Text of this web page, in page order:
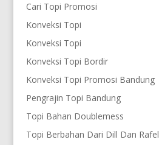
Cari Topi Promosi
Konveksi Topi
Konveksi Topi
Konveksi Topi Bordir
Konveksi Topi Promosi Bandung
Pengrajin Topi Bandung
Topi Bahan Doublemess
Topi Berbahan Dari Dill Dan Rafel